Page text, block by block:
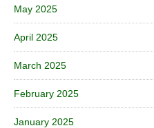
May 2025
April 2025
March 2025
February 2025
January 2025